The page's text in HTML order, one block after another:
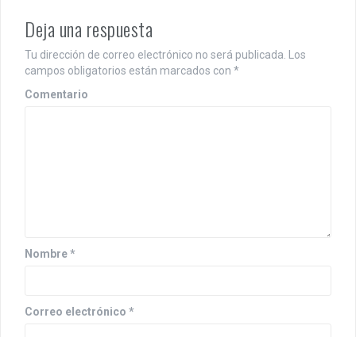
c
i
ó
t
a
Deja una respuesta
Tu dirección de correo electrónico no será publicada.
Los
campos obligatorios están marcados con *
Comentario
Nombre*
Correo electrónico *